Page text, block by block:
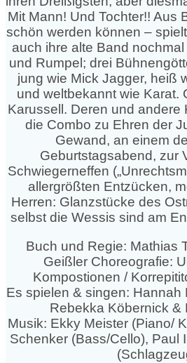
Mit Mann! Und Tochter!! Aus
schön werden können –
auch ihre alte Band
und Rumpel; drei
jung wie Mick Jagger, heiß
und weltbekannt wie Karat.
Karussell. Deren und andere
die Combo zu Ehren der
Gewand, an einem
Geburtstagsabend, zur
Schwiegerneffen
allergrößten Entzücken,
Herren: Glanzstücke des
selbst die Wessis sind am
Buch und Regie: Mathias
Geißler Choreografie:
Kompostionen /
Es spielen & singen: Hannah
Rebekka Köbernick &
Musik: Ekky Meister (Piano/
Schenker (Bass/Cello), Paul